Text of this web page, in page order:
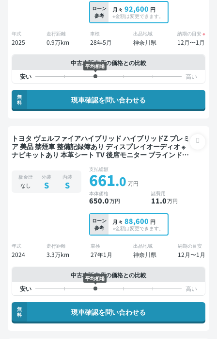
ローン
参考
月々 92,600 円
※金額は変更できます。
年式
2025
走行距離
0.9万km
車検
28年5月
出品地域
神奈川県
納期の目安 ※
12月〜1月
中古車販売店の価格との比較
平均相場
無
料
現車確認を問い合わせる
トヨタ ヴェルファイアハイブリッド ハイブリッドZ プレミ
ア 美品 禁煙車 整備記録簿あり ディスプレイオーディオ ※
ナビキットあり 本革シート TV 後席モニター ブラインドス
列シート スマートキー サンルーフ 電動バックドア バック
モニター 全方位カメラ ドライブレコーダー 衝突軽減 両側
電動スライドドア 7人乗り
板金歴
なし
外装
S
内装
S
支払総額
661.0 万円
本体価格
650.0万円
諸費用
11.0万円
ローン
参考
月々 88,600 円
※金額は変更できます。
年式
2024
走行距離
3.3万km
車検
27年1月
出品地域
神奈川県
納期の目安
12月〜1月
中古車販売店の価格との比較
平均相場
無
料
現車確認を問い合わせる